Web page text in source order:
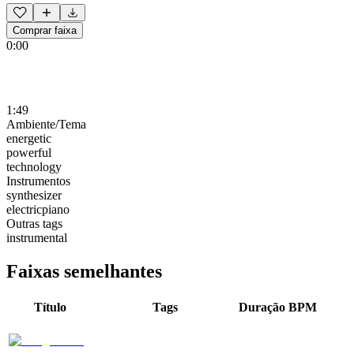
Comprar faixa
0:00
1:49
Ambiente/Tema
energetic
powerful
technology
Instrumentos
synthesizer
electricpiano
Outras tags
instrumental
Faixas semelhantes
Título Tags Duração BPM